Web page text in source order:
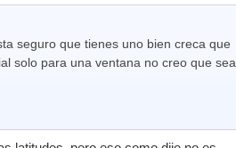
seguro que tienes uno bien creca que
solo para una ventana no creo que sea